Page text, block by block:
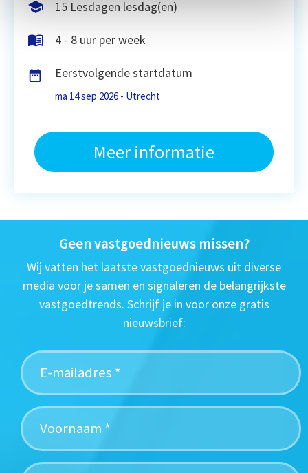
15 Lesdagen lesdag(en)
4 - 8 uur per week
Eerstvolgende startdatum
ma 14 sep 2026 - Utrecht
Meer informatie
Geen vastgoednieuws missen?
Wij vatten het laatste vastgoednieuws uit diverse
media voor je samen en signaleren de belangrijkste
vastgoedtrends. Schrijf je in voor onze gratis
nieuwsbrief: